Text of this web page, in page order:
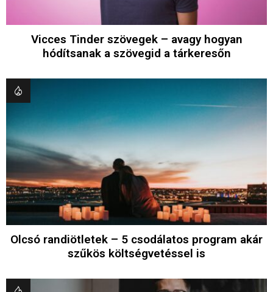
Vicces Tinder szövegek – avagy hogyan
hódítsanak a szövegid a tárkeresőn
Olcsó randiötletek – 5 csodálatos program akár
szűkös költségvetéssel is